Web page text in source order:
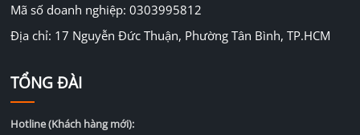
Mã số doanh nghiệp: 0303995812
Địa chỉ: 17 Nguyễn Đức Thuận, Phường Tân Bình, TP.HCM
TỔNG ĐÀI
Hotline (Khách hàng mới):